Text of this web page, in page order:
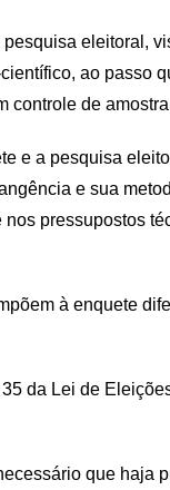
eleitoral,
ao passo
controle de
e a pesquisa
e sua
pressupostos
à enquete
da Lei de
que haja